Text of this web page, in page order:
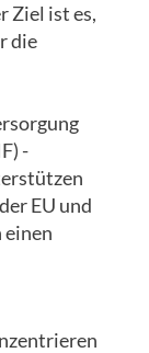
Ziel ist es,
die
-
EU und